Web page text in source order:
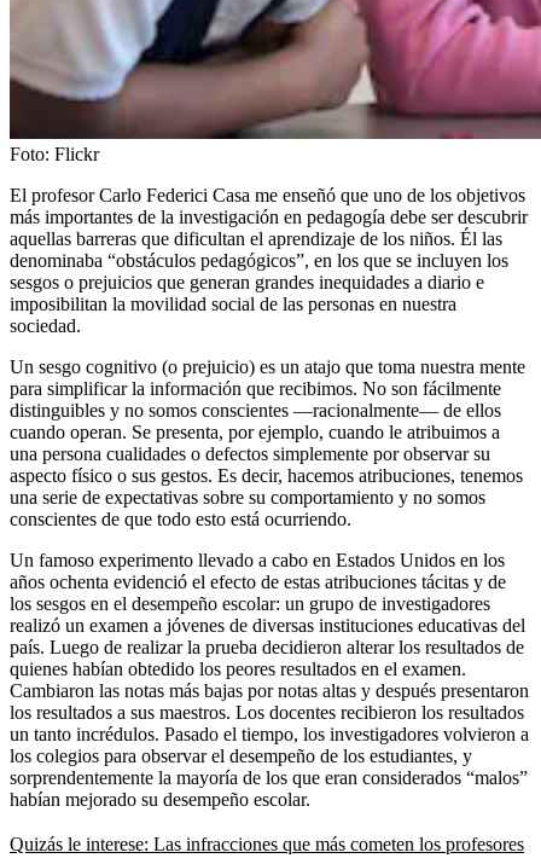
Foto: Flickr
El profesor Carlo Federici Casa me enseñó que uno de los objetivos
más importantes de la investigación en pedagogía debe ser descubrir
aquellas barreras que dificultan el aprendizaje de los niños. Él las
denominaba “obstáculos pedagógicos”, en los que se incluyen los
sesgos o prejuicios que generan grandes inequidades a diario e
imposibilitan la movilidad social de las personas en nuestra
sociedad.
Un sesgo cognitivo (o prejuicio) es un atajo que toma nuestra mente
para simplificar la información que recibimos. No son fácilmente
distinguibles y no somos conscientes —racionalmente— de ellos
cuando operan. Se presenta, por ejemplo, cuando le atribuimos a
una persona cualidades o defectos simplemente por observar su
aspecto físico o sus gestos. Es decir, hacemos atribuciones, tenemos
una serie de expectativas sobre su comportamiento y no somos
conscientes de que todo esto está ocurriendo.
Un famoso experimento llevado a cabo en Estados Unidos en los
años ochenta evidenció el efecto de estas atribuciones tácitas y de
los sesgos en el desempeño escolar: un grupo de investigadores
realizó un examen a jóvenes de diversas instituciones educativas del
país. Luego de realizar la prueba decidieron alterar los resultados de
quienes habían obtedido los peores resultados en el examen.
Cambiaron las notas más bajas por notas altas y después presentaron
los resultados a sus maestros. Los docentes recibieron los resultados
un tanto incrédulos. Pasado el tiempo, los investigadores volvieron a
los colegios para observar el desempeño de los estudiantes, y
sorprendentemente la mayoría de los que eran considerados “malos”
habían mejorado su desempeño escolar.
Quizás le interese: Las infracciones que más cometen los profesores